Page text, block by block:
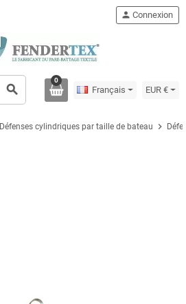
search
person Connexion
0
Français EUR €
Défenses cylindriques par taille de bateau chevron_right